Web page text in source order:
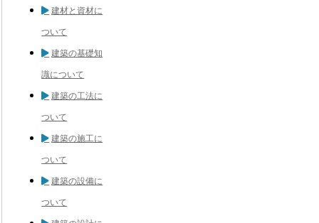
建材と資材に
ついて
建築の基礎知
識について
建築の工法に
ついて
建築の施工に
ついて
建築の設備に
ついて